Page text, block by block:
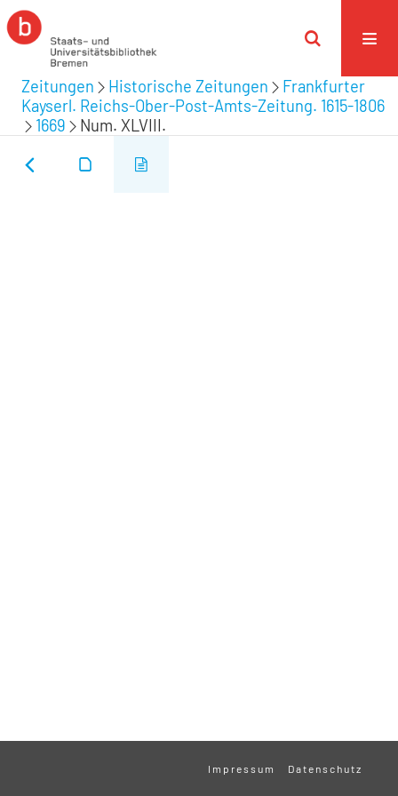
Zeitungen Historische Zeitungen
Frankfurter
Kayserl. Reichs-Ober-Post-Amts-Zeitung. 1615-1806
1669
Num. XLVIII.
Impressum Datenschutz